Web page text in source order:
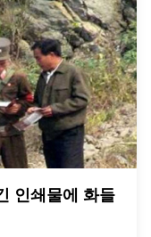
인쇄물에 화들